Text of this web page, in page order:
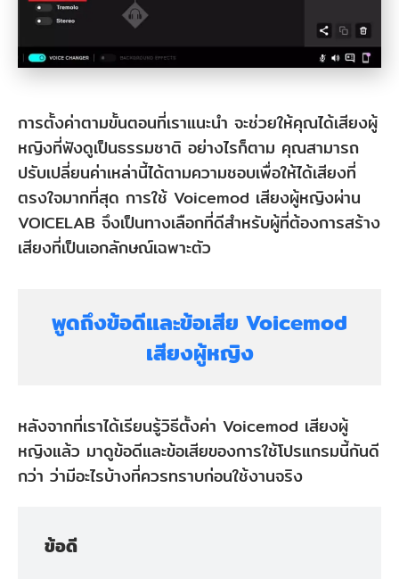
การตั้งค่าตามขั้นตอนที่เราแนะนำ จะช่วยให้คุณได้เสียงผู้
หญิงที่ฟังดูเป็นธรรมชาติ อย่างไรก็ตาม คุณสามารถ
ปรับเปลี่ยนค่าเหล่านี้ได้ตามความชอบเพื่อให้ได้เสียงที่
ตรงใจมากที่สุด การใช้ Voicemod เสียงผู้หญิงผ่าน
VOICELAB จึงเป็นทางเลือกที่ดีสำหรับผู้ที่ต้องการสร้าง
เสียงที่เป็นเอกลักษณ์เฉพาะตัว
พูดถึงข้อดีและข้อเสีย Voicemod
เสียงผู้หญิง
หลังจากที่เราได้เรียนรู้วิธีตั้งค่า Voicemod เสียงผู้
หญิงแล้ว มาดูข้อดีและข้อเสียของการใช้โปรแกรมนี้กันดี
กว่า ว่ามีอะไรบ้างที่ควรทราบก่อนใช้งานจริง
ข้อดี